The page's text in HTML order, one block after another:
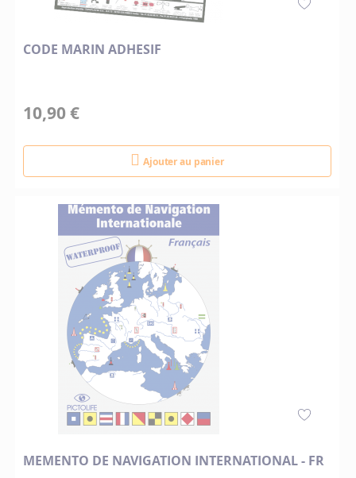
CODE MARIN ADHESIF
10,90 €
Ajouter au panier
MEMENTO DE NAVIGATION INTERNATIONAL - FR